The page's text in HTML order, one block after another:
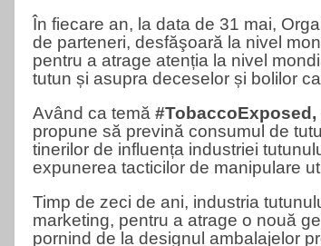
În fiecare an, la data de 31 mai,
de parteneri, desfăşoară la nivel
pentru a atrage atenția la nivel
tutun și asupra deceselor și bolilor
Având ca temă #TobaccoExposed ,
propune să prevină consumul de
tinerilor de influența industriei
expunerea tacticilor de manipulare
Timp de zeci de ani, industria
marketing, pentru a atrage o nouă
pornind de la designul ambalajelor